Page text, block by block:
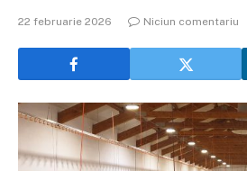
22 februarie 2026 Niciun comentariu